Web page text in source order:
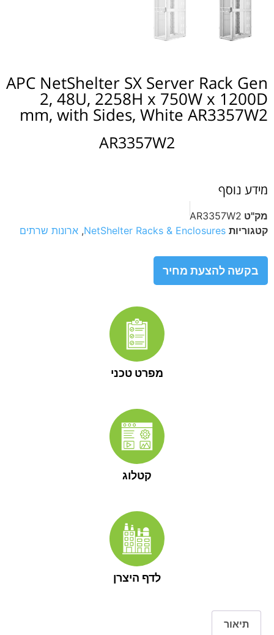
APC NetShelter SX Server Rack Gen
2, 48U, 2258H x 750W x 1200D
mm, with Sides, White AR3357W2
AR3357W2
מידע נוסף
מק"ט AR3357W2
קטגוריות NetShelter Racks & Enclosures
, ארונות שרתים
בקשה להצעת מחיר
מפרט טכני
קטלוג
לדף היצרן
תיאור